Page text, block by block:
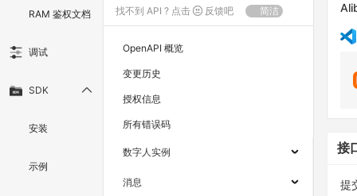
RAM 鉴权文档
调试
SDK
安装
示例
找不到 API ? 点击 反馈吧 简洁
OpenAPI 概览
变更历史
授权信息
所有错误码
数字人实例
消息
接
提